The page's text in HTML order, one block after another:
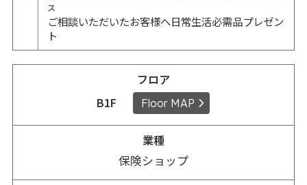
ス
ご相談いただいたお客様へ日常生活必需品プレゼン
ト
フロア
B1F Floor MAP
業種
保険ショップ